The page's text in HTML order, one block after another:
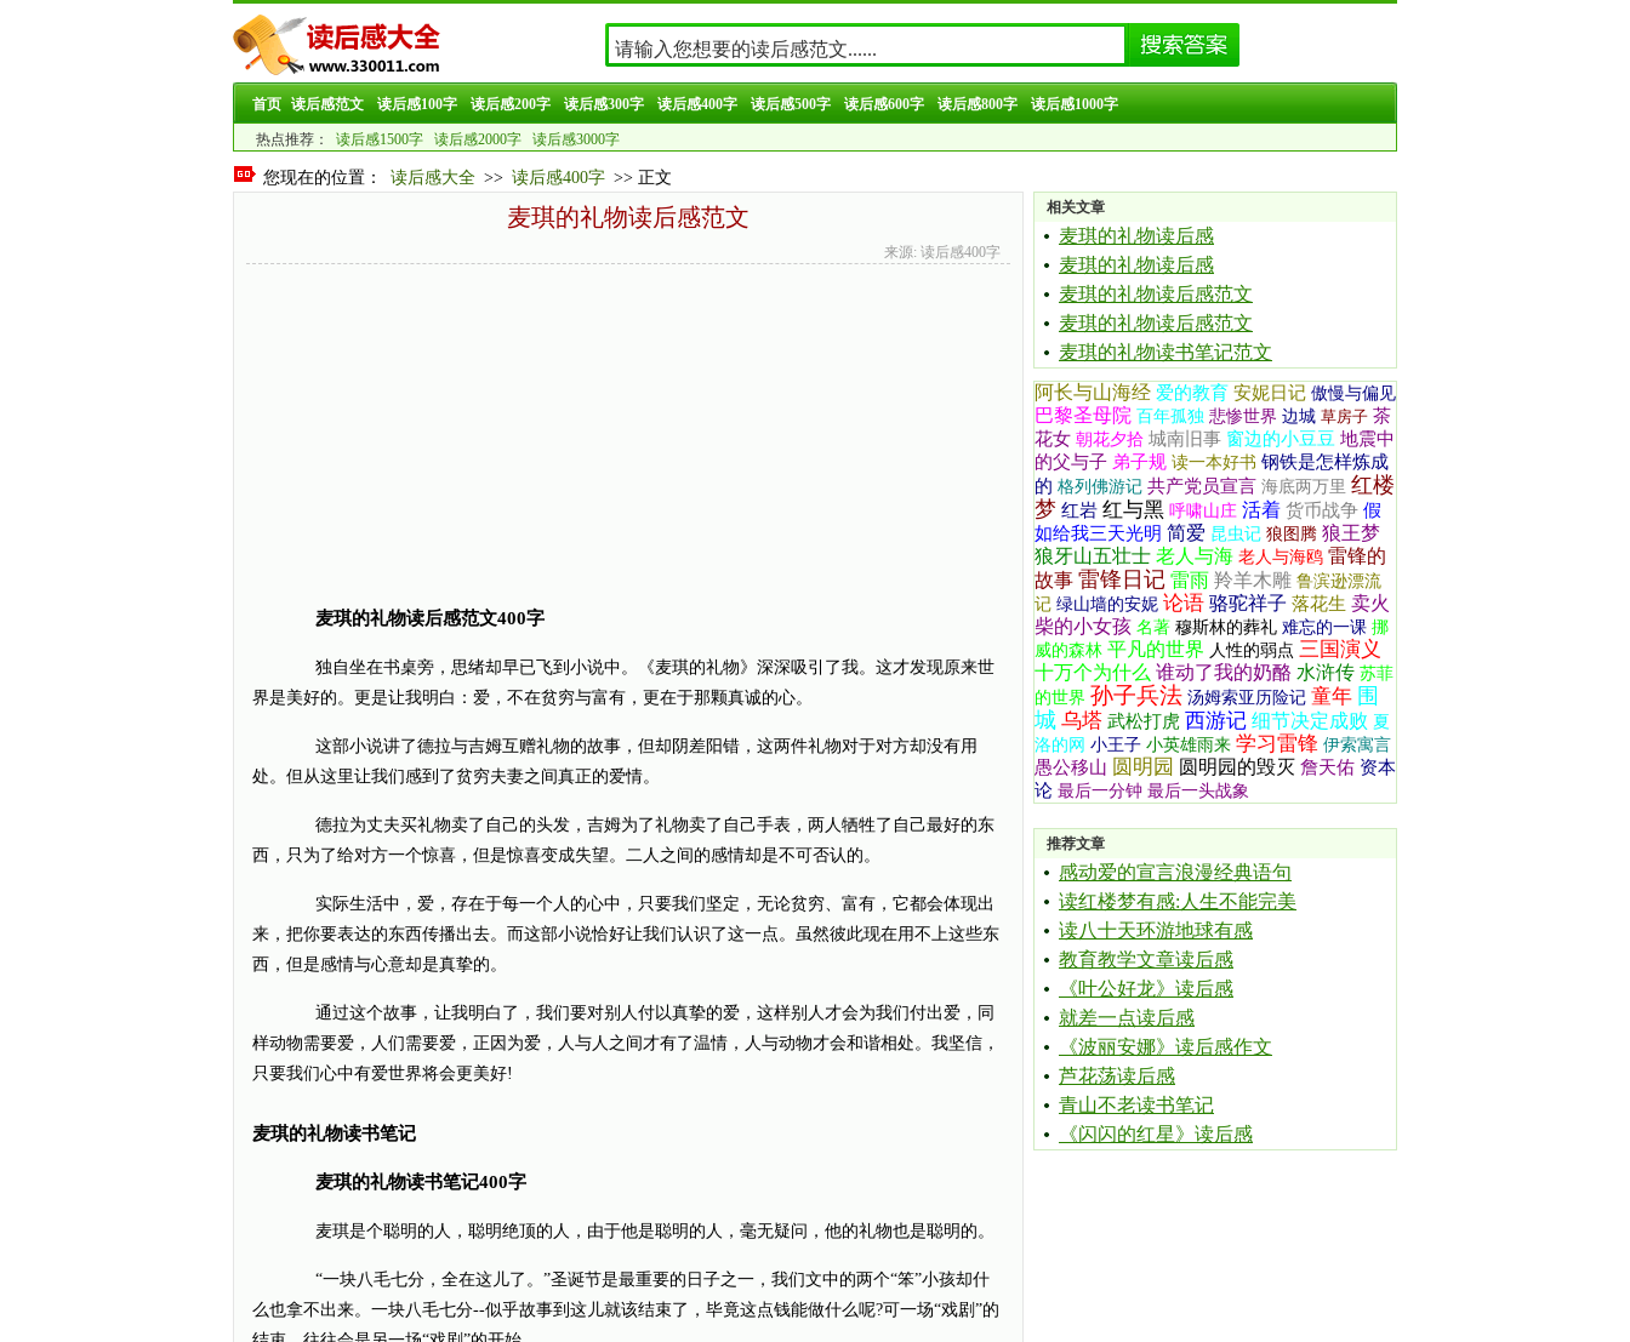
首页 读后感范文 读后感100字 读后感200字 读后感300字 读后感400字 读后感500字 读后感600字 读后感800字 读后感1000字
热点推荐： 读后感1500字 读后感2000字 读后感3000字
您现在的位置： 读后感大全 >> 读后感400字 >> 正文
麦琪的礼物读后感范文
来源: 读后感400字
麦琪的礼物读后感范文400字
独自坐在书桌旁，思绪却早已飞到小说中。《麦琪的礼物》深深吸引了我。这才发现原来世
界是美好的。更是让我明白：爱，不在贫穷与富有，更在于那颗真诚的心。
这部小说讲了德拉与吉姆互赠礼物的故事，但却阴差阳错，这两件礼物对于对方却没有用
处。但从这里让我们感到了贫穷夫妻之间真正的爱情。
德拉为丈夫买礼物卖了自己的头发，吉姆为了礼物卖了自己手表，两人牺牲了自己最好的东
西，只为了给对方一个惊喜，但是惊喜变成失望。二人之间的感情却是不可否认的。
实际生活中，爱，存在于每一个人的心中，只要我们坚定，无论贫穷、富有，它都会体现出
来，把你要表达的东西传播出去。而这部小说恰好让我们认识了这一点。虽然彼此现在用不上这些东
西，但是感情与心意却是真挚的。
通过这个故事，让我明白了，我们要对别人付以真挚的爱，这样别人才会为我们付出爱，同
样动物需要爱，人们需要爱，正因为爱，人与人之间才有了温情，人与动物才会和谐相处。我坚信，
只要我们心中有爱世界将会更美好!
麦琪的礼物读书笔记
麦琪的礼物读书笔记400字
麦琪是个聪明的人，聪明绝顶的人，由于他是聪明的人，毫无疑问，他的礼物也是聪明的。
“一块八毛七分，全在这儿了。”圣诞节是最重要的日子之一，我们文中的两个“笨”小孩却什
么也拿不出来。一块八毛七分--似乎故事到这儿就该结束了，毕竟这点钱能做什么呢?可一场“戏剧”的
相关文章
麦琪的礼物读后感
麦琪的礼物读后感
麦琪的礼物读后感范文
麦琪的礼物读后感范文
麦琪的礼物读书笔记范文
阿长与山海经 爱的教育 安妮日记 傲慢与偏见
巴黎圣母院 百年孤独 悲惨世界 边城 草房子 茶
花女 朝花夕拾 城南旧事 窗边的小豆豆 地震中
的父与子 弟子规 读一本好书 钢铁是怎样炼成
的 格列佛游记 共产党员宣言 海底两万里 红楼
梦 红岩 红与黑 呼啸山庄 活着 货币战争 假
如给我三天光明 简爱 昆虫记 狼图腾 狼王梦
狼牙山五壮士 老人与海 老人与海鸥 雷锋的
故事 雷锋日记 雷雨 羚羊木雕 鲁滨逊漂流
记 绿山墙的安妮 论语 骆驼祥子 落花生 卖火
柴的小女孩 名著 穆斯林的葬礼 难忘的一课 挪
威的森林 平凡的世界 人性的弱点 三国演义
十万个为什么 谁动了我的奶酪 水浒传 苏菲
的世界 孙子兵法 汤姆索亚历险记 童年 围
城 乌塔 武松打虎 西游记 细节决定成败 夏
洛的网 小王子 小英雄雨来 学习雷锋 伊索寓言
愚公移山 圆明园 圆明园的毁灭 詹天佑 资本
论 最后一分钟 最后一头战象
推荐文章
感动爱的宣言浪漫经典语句
读红楼梦有感:人生不能完美
读八十天环游地球有感
教育教学文章读后感
《叶公好龙》读后感
就差一点读后感
《波丽安娜》读后感作文
芦花荡读后感
青山不老读书笔记
《闪闪的红星》读后感